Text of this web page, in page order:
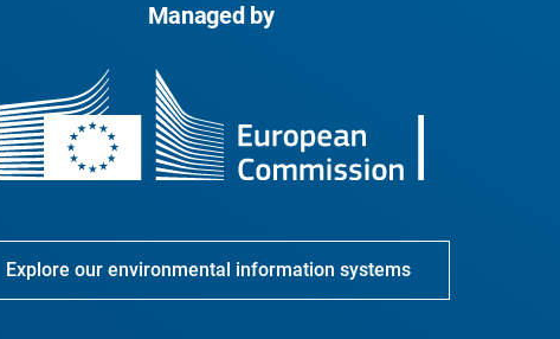
Managed by
Explore our environmental information systems